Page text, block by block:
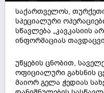
საქართველოს,
სპეციალური
სწავლება „კავკასიის
ინფორმაციას
უწყების ცნობით,
ოფიციალური გახსნის
მაიორ გელა ჭედიას